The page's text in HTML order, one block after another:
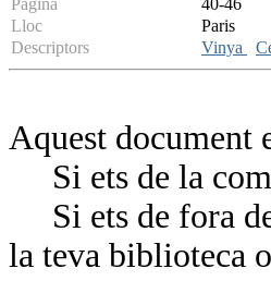
Pàgina
40-46
Lloc
Paris
Descriptors
Vinya
Aquest document
Si ets de la
Si ets de fora de
la teva biblioteca